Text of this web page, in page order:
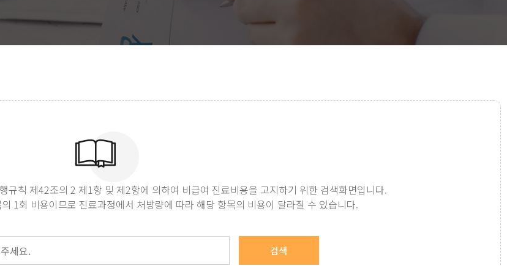
규칙 제42조의 2 제1항 및 제2항에 의하여 비급여 진료비용을 고지하기 위한 검색화면입니다.
1회 비용이므로 진료과정에서 처방량에 따라 해당 항목의 비용이 달라질 수 있습니다.
검색